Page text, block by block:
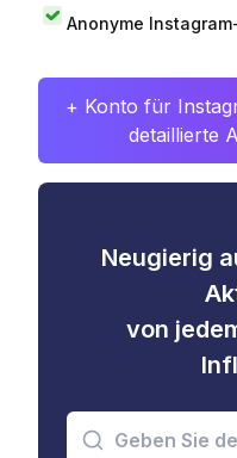
Anonyme
+ Konto für
detaillierte
Neugierig
von